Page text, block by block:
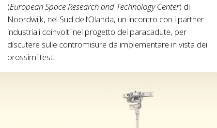
(European Space Research and Technology Center) di
Noordwijk, nel Sud dell’Olanda, un incontro con i partner
industriali coinvolti nel progetto dei paracadute, per
discutere sulle contromisure da implementare in vista dei
prossimi test.